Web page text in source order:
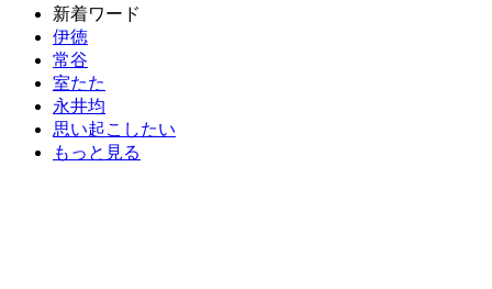
新着ワード
伊徳
常谷
室たた
永井均
思い起こしたい
もっと見る